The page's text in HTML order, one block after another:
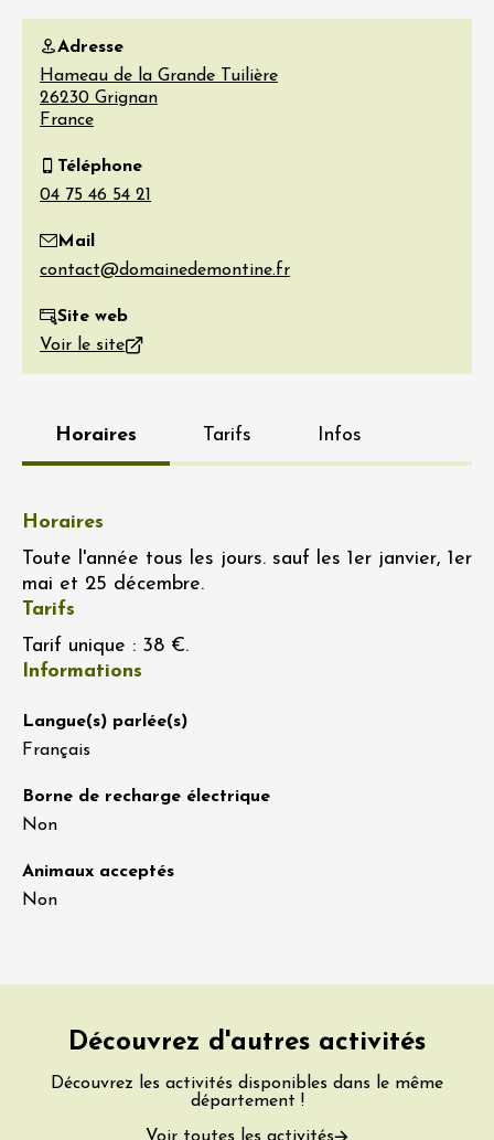
Adresse
Hameau de la Grande Tuilière
26230 Grignan
France
Téléphone
Mail
Site web
Voir le site
Horaires Tarifs Infos
Horaires
Toute l'année tous les jours. sauf les 1er janvier, 1er
mai et 25 décembre.
Tarifs
Tarif unique : 38 €.
Informations
Langue(s) parlée(s)
Français
Borne de recharge électrique
Non
Animaux acceptés
Non
Découvrez d'autres activités
Découvrez les activités disponibles dans le même
département !